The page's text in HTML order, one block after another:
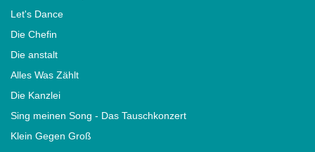
Let's Dance
Die Chefin
Die anstalt
Alles Was Zählt
Die Kanzlei
Sing meinen Song - Das Tauschkonzert
Klein Gegen Groß